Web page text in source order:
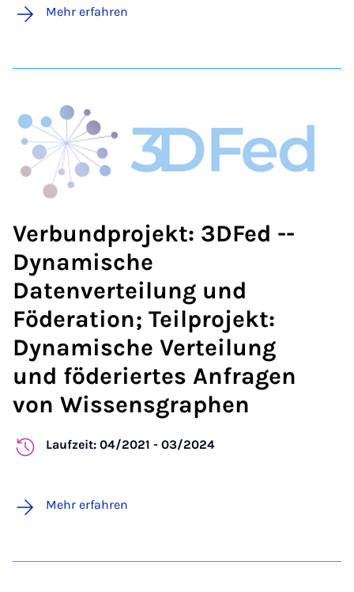
Mehr erfahren
Verbundprojekt: 3DFed --
Dynamische
Datenverteilung und
Föderation; Teilprojekt:
Dynamische Verteilung
und föderiertes Anfragen
von Wissensgraphen
Laufzeit: 04/2021 - 03/2024
Mehr erfahren